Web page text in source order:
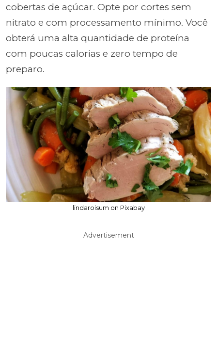
cobertas de açúcar. Opte por cortes sem
nitrato e com processamento mínimo. Você
obterá uma alta quantidade de proteína
com poucas calorias e zero tempo de
preparo.
lindaroisum on Pixabay
Advertisement